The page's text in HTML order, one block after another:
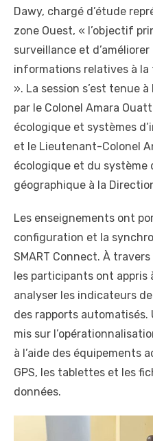
Dawy, chargé d’étude
zone Ouest, « l’objectif
surveillance et
informations relatives à
». La session s’est tenue
par le Colonel Amara
écologique et systèmes
et le Lieutenant-Colonel
écologique et du système
géographique à la
Les enseignements ont
configuration et la
SMART Connect. À
les participants ont appris
analyser les indicateurs
des rapports
mis sur
à l’aide des équipements
GPS, les tablettes et les
données.